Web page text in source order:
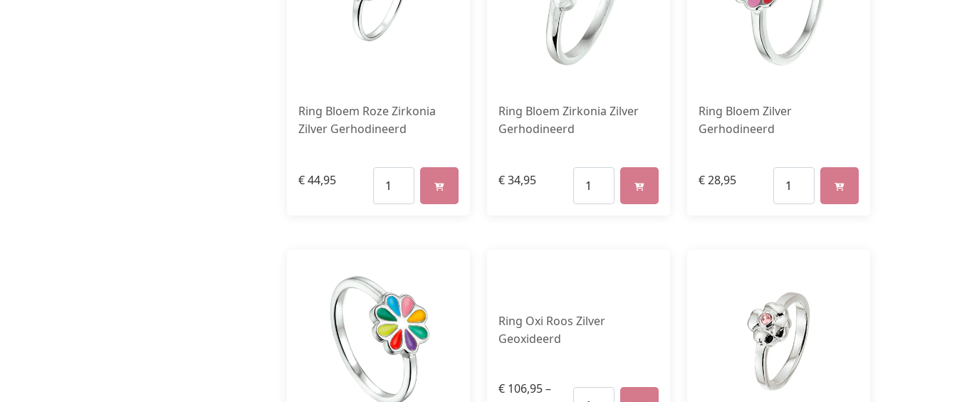
Ring Bloem Roze Zirkonia
Zilver Gerhodineerd
€44,95
Ring Bloem Zirkonia Zilver
Gerhodineerd
€34,95
Ring Bloem Zilver
Gerhodineerd
€28,95
Ring Oxi Roos Zilver
Geoxideerd
€106,95–